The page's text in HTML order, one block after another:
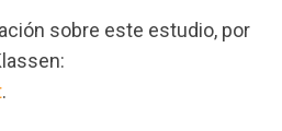
sobre este estudio, por
.